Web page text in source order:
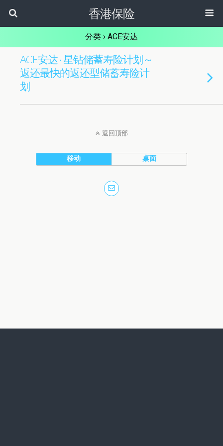
香港保险
分类 › ACE安达
ACE安达 · 星钻储蓄寿险计划～
返还最快的返还型储蓄寿险计
划
返回顶部
移动 桌面